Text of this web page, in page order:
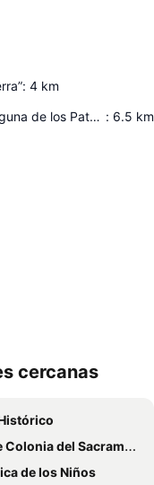
: 4 km
Aeropuerto Internacional de Colonia "Laguna de los Patos" : 6.5 km
cercanas
del Sacramento
de los Niños